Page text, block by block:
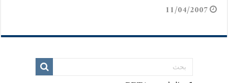
11/04/2007